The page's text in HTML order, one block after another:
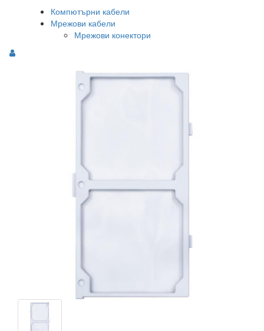
Компютърни кабели
Мрежови кабели
Мрежови конектори